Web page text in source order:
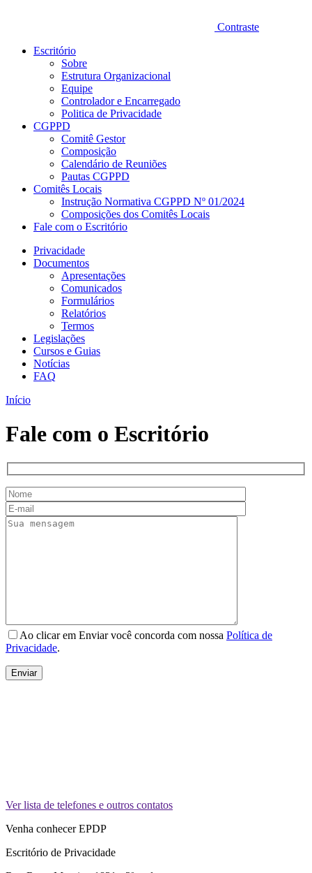
Contraste
Escritório
Sobre
Estrutura Organizacional
Equipe
Controlador e Encarregado
Politica de Privacidade
CGPPD
Comitê Gestor
Composição
Calendário de Reuniões
Pautas CGPPD
Comitês Locais
Instrução Normativa CGPPD Nº 01/2024
Composições dos Comitês Locais
Fale com o Escritório
Privacidade
Documentos
Apresentações
Comunicados
Formulários
Relatórios
Termos
Legislações
Cursos e Guias
Notícias
FAQ
Início
Fale com o Escritório
Ao clicar em Enviar você concorda com nossa Política de
Privacidade.
Ver lista de telefones e outros contatos
Venha conhecer EPDP
Escritório de Privacidade